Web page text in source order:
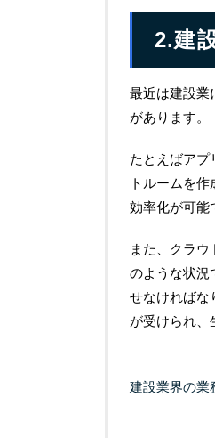
2.建
最近は建設業
があります。
たとえばアプ
トルームを
効率化が可能
また、クラ
のような状況
せなければな
が受けられ、
建設業界の業